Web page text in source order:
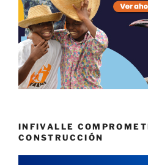
INFIVALLE
CONSTRUCCIÓN